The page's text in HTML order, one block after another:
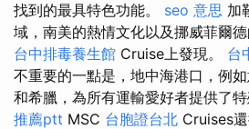
找到的最具特色功能。 seo 意思 加
域，南美的熱情文化以及挪威菲爾
台中排毒養生館 Cruise上發現。 台
不重要的一點是，地中海港口，例
和希臘，為所有運輸愛好者提供了特
推薦ptt MSC 台胞證台北 Cruises